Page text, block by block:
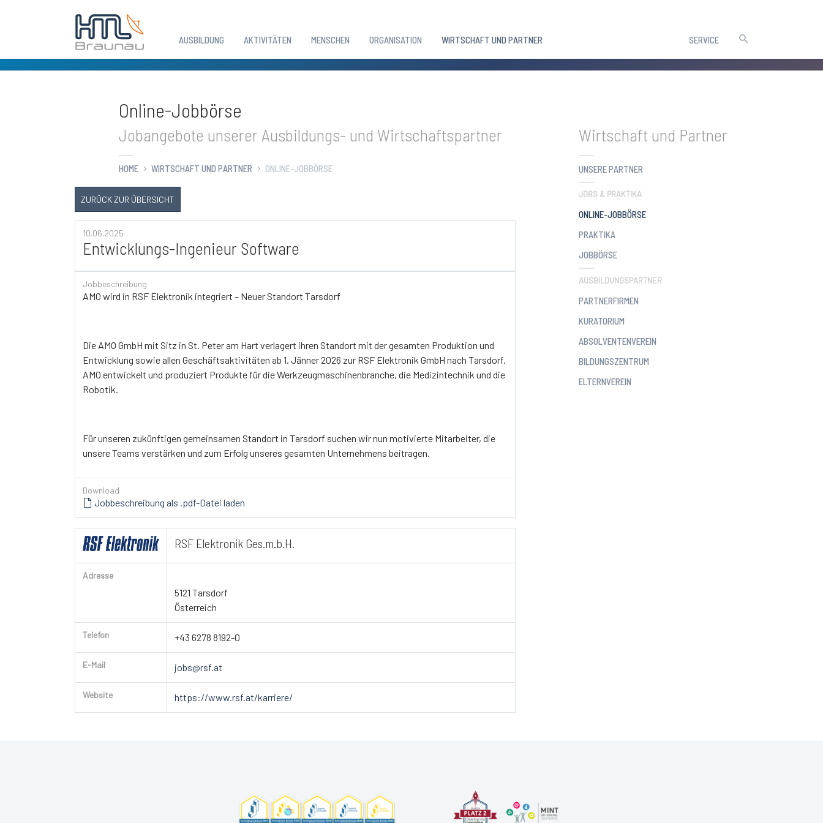
AUSBILDUNG AKTIVITÄTEN MENSCHEN ORGANISATION WIRTSCHAFT UND PARTNER SERVICE
Online-Jobbörse
Jobangebote unserer Ausbildungs- und Wirtschaftspartner
HOME WIRTSCHAFT UND PARTNER ONLINE-JOBBÖRSE
ZURÜCK ZUR ÜBERSICHT
10.06.2025
Entwicklungs-Ingenieur Software
Jobbeschreibung
AMO wird in RSF Elektronik integriert – Neuer Standort Tarsdorf
Die AMO GmbH mit Sitz in St. Peter am Hart verlagert ihren Standort mit der gesamten Produktion und
Entwicklung sowie allen Geschäftsaktivitäten ab 1. Jänner 2026 zur RSF Elektronik GmbH nach Tarsdorf.
AMO entwickelt und produziert Produkte für die Werkzeugmaschinenbranche, die Medizintechnik und die
Robotik.
Für unseren zukünftigen gemeinsamen Standort in Tarsdorf suchen wir nun motivierte Mitarbeiter, die
unsere Teams verstärken und zum Erfolg unseres gesamten Unternehmens beitragen.
Download
Jobbeschreibung als .pdf-Datei laden
RSF Elektronik Ges.m.b.H.
Adresse
5121 Tarsdorf
Österreich
Telefon +43 6278 8192-0
E-Mail jobs@rsf.at
Website https://www.rsf.at/karriere/
Wirtschaft und Partner
UNSERE PARTNER
JOBS & PRAKTIKA
ONLINE-JOBBÖRSE(CURRENT)
PRAKTIKA
JOBBÖRSE
AUSBILDUNGSPARTNER
PARTNERFIRMEN
KURATORIUM
ABSOLVENTENVEREIN
BILDUNGSZENTRUM
ELTERNVEREIN